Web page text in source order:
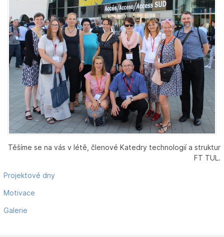
Těšíme se na vás v létě, členové Katedry technologií a struktur
FT TUL.
Projektové dny
Motivace
Galerie